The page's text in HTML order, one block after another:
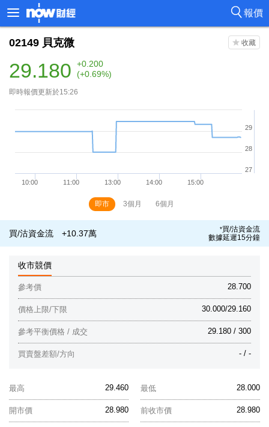
報價
02149 貝克微
29.180
+0.200
(+0.69%)
即時報價更新於15:26
即市 3個月 6個月
買/沽資金流 +10.37萬 *買/沽資金流
數據延遲15分鐘
收市競價
28.700
參考價
30.000/29.160
價格上限/下限
29.180 / 300
參考平衡價格 / 成交
- / -
買賣盤差額/方向
29.460
最高 28.000
最低
28.980
開市價 28.980
前收市價